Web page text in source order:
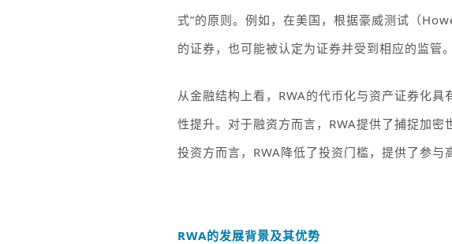
式”的原则。例如，在美国，根据豪威测试（
的证券，也可能被认定为证券并受到相应的监管。
从金融结构上看， RWA的代币化与资产证券化具
性提升。对于融资方而言， RWA提供了捕捉加密
投资方而言， RWA降低了投资门槛，提供了参与
RWA的发展背景及其优势